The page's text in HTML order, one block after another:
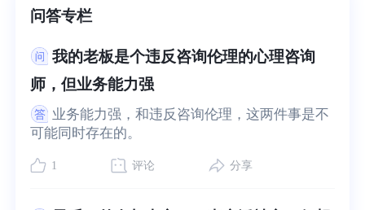
问答专栏
我的老板是个违反咨询伦理的心理咨询
师，但业务能力强
业务能力强，和违反咨询伦理，这两件事是不
可能同时存在的。
1 评论 分享